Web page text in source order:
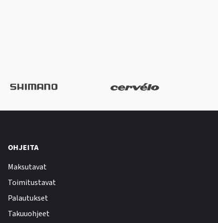
OHJEITA
Maksutavat
Toimitustavat
Palautukset
Takuuohjeet